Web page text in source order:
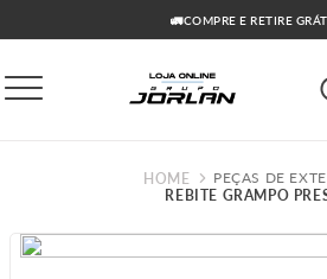
🔥PARCELAMENTO ATÉ 10X SEM
PEÇAS DE
REBITE GRAMPO